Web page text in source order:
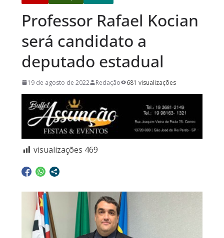
Professor Rafael Kocian
será candidato a
deputado estadual
19 de agosto de 2022 Redação 681 visualizações
visualizações 469